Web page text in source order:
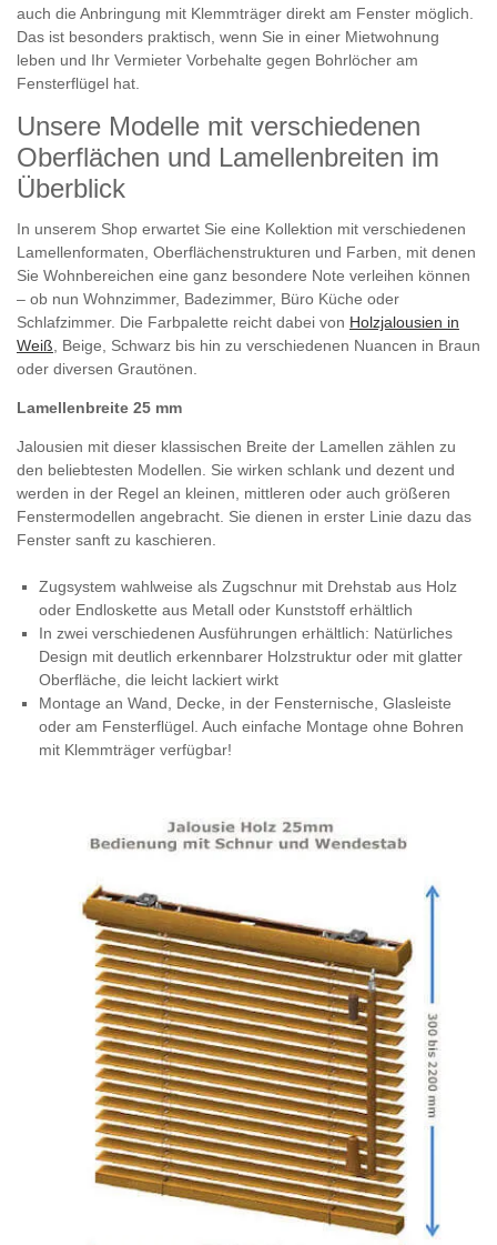
auch die Anbringung mit Klemmträger direkt am Fenster möglich.
Das ist besonders praktisch, wenn Sie in einer Mietwohnung
leben und Ihr Vermieter Vorbehalte gegen Bohrlöcher am
Fensterflügel hat.
Unsere Modelle mit verschiedenen
Oberflächen und Lamellenbreiten im
Überblick
In unserem Shop erwartet Sie eine Kollektion mit verschiedenen
Lamellenformaten, Oberflächenstrukturen und Farben, mit denen
Sie Wohnbereichen eine ganz besondere Note verleihen können
– ob nun Wohnzimmer, Badezimmer, Büro Küche oder
Schlafzimmer. Die Farbpalette reicht dabei von Holzjalousien in
Weiß , Beige, Schwarz bis hin zu verschiedenen Nuancen in Braun
oder diversen Grautönen.
Lamellenbreite 25 mm
Jalousien mit dieser klassischen Breite der Lamellen zählen zu
den beliebtesten Modellen. Sie wirken schlank und dezent und
werden in der Regel an kleinen, mittleren oder auch größeren
Fenstermodellen angebracht. Sie dienen in erster Linie dazu das
Fenster sanft zu kaschieren.
Zugsystem wahlweise als Zugschnur mit Drehstab aus Holz
oder Endloskette aus Metall oder Kunststoff erhältlich
In zwei verschiedenen Ausführungen erhältlich: Natürliches
Design mit deutlich erkennbarer Holzstruktur oder mit glatter
Oberfläche, die leicht lackiert wirkt
Montage an Wand, Decke, in der Fensternische, Glasleiste
oder am Fensterflügel. Auch einfache Montage ohne Bohren
mit Klemmträger verfügbar!